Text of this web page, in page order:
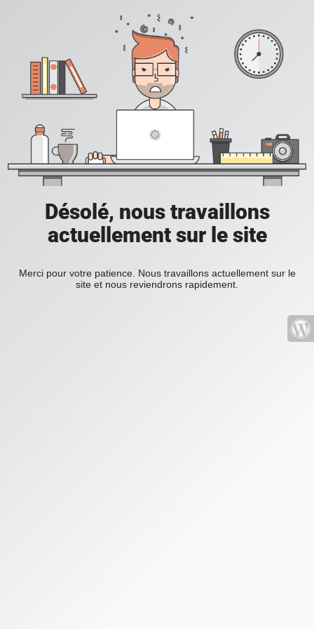
Désolé, nous travaillons
actuellement sur le site
Merci pour votre patience. Nous travaillons actuellement sur le
site et nous reviendrons rapidement.